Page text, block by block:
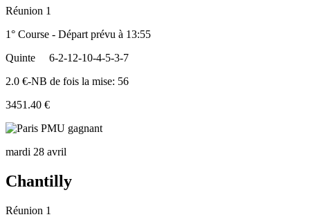
Réunion 1
1° Course - Départ prévu à 13:55
Quinte
6-2-12-10-4-5-3-7
2.0 €-NB de fois la mise: 56
3451.40 €
mardi 28 avril
Chantilly
Réunion 1